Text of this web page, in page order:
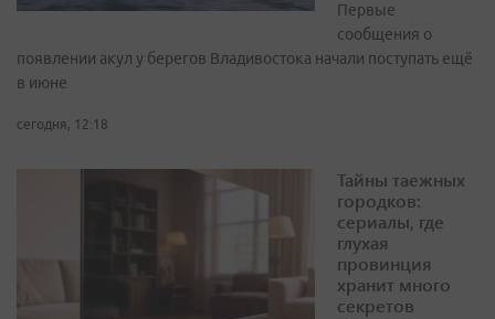
Первые
сообщения о
появлении акул у берегов Владивостока начали поступать ещё
в июне
сегодня, 12:18
Тайны таежных
городков:
сериалы, где
глухая
провинция
хранит много
секретов